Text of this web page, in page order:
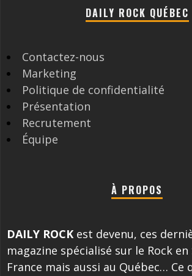
DAILY ROCK QUÉBEC
Contactez-nous
Marketing
Politique de confidentialité
Présentation
Recrutement
Équipe
À PROPOS
DAILY ROCK est devenu, ces
magazine spécialisé sur le Rock en
France mais aussi au Québec… Ce